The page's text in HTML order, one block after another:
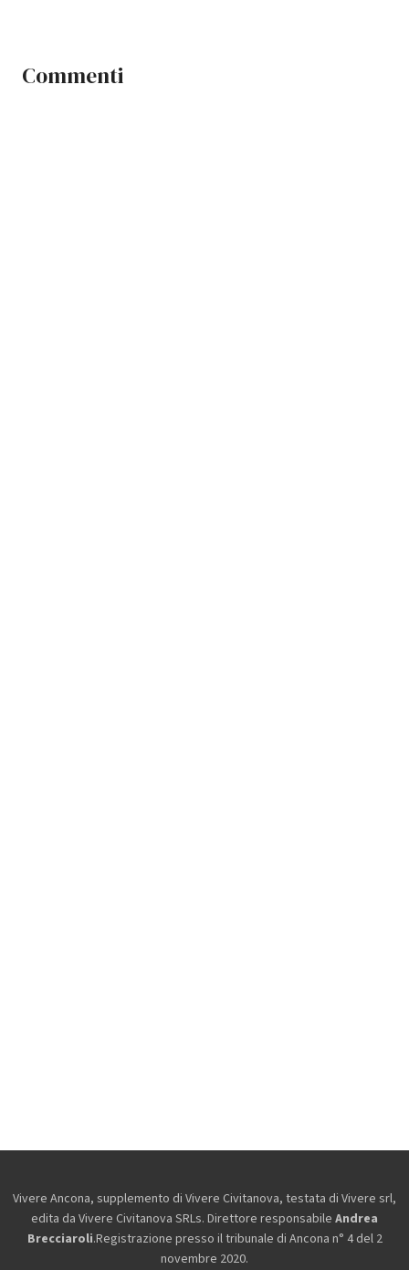
Commenti
Vivere Ancona, supplemento di Vivere Civitanova, testata di Vivere srl,
edita da Vivere Civitanova SRLs. Direttore responsabile Andrea
Brecciaroli.Registrazione presso il tribunale di Ancona n° 4 del 2
novembre 2020.